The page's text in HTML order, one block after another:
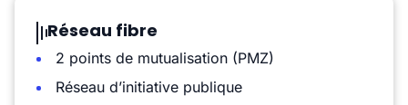
Réseau fibre
2 points de mutualisation (PMZ)
Réseau d’initiative publique